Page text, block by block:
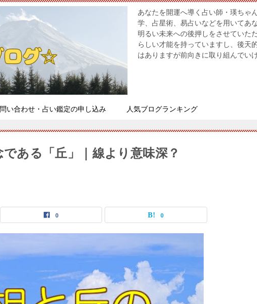
あなたを開運へ導く占い師・瑛ちゃ
学、占星術、易占いなどを用いてあ
明るい未来への後押しをさせていた
らしい才能を持っていますし、後天
はありますが前向きに取り組んでい
い合わせ・占い鑑定の申し込み 人気ブログランキング
ある「丘」｜線より意味深？
0 0